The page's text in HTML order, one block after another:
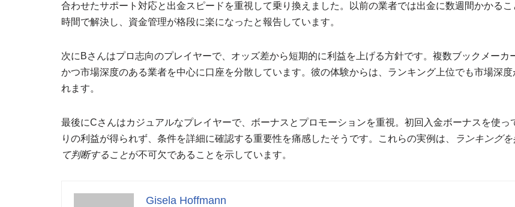
合わせたサポート対応と出金スピードを重視して乗り換えました。以前の業者では出金に数週間かかる
時間で解決し、資金管理が格段に楽になったと報告しています。
次にBさんはプロ志向のプレイヤーで、オッズ差から短期的に利益を上げる方針です。複数ブックメーカ
かつ市場深度のある業者を中心に口座を分散しています。彼の体験からは、ランキング上位でも市場深
れます。
最後にCさんはカジュアルなプレイヤーで、ボーナスとプロモーションを重視。初回入金ボーナスを使
りの利益が得られず、条件を詳細に確認する重要性を痛感したそうです。これらの実例は、
ランキング
て判断することが不可欠であることを示しています。
Gisela Hoffmann